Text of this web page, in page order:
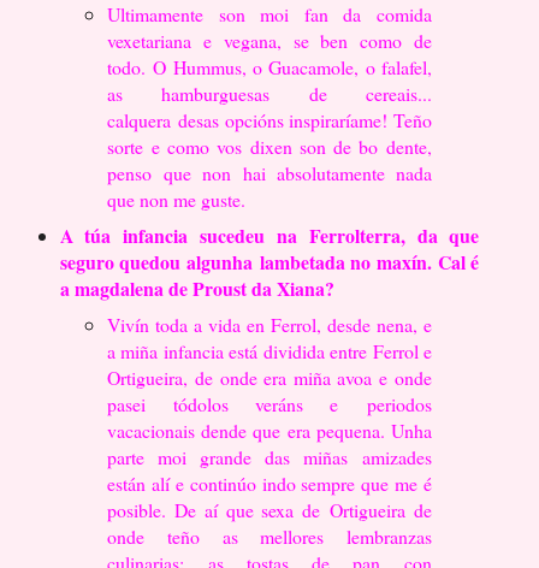
Ultimamente son moi fan da comida
vexetariana e vegana, se ben como de
todo.O Hummus, o Guacamole, o falafel,
as hamburguesas de cereais...
calquera desas opcións inspiraríame! Teño
sorte e como vos dixen son de bo dente,
pensoque non hai absolutamente nada
que non me guste.
A túa infancia sucedeu na Ferrolterra, da que
seguro quedou algunha lambetada no maxín. Cal é
a magdalena de Proust da Xiana?
Vivín toda a vida en Ferrol, desde nena, e
a miña infancia estádividida entre Ferrol e
Ortigueira, de onde era miña avoa e onde
pasei tódolos veráns e periodos
vacacionais dende que era pequena. Unha
parte moi grande das miñas amizades
están alí e continúo indo sempre que me é
posible. De aí que sexa deOrtigueira de
onde teño as mellores lembranzas
culinarias: as tostas de pan con